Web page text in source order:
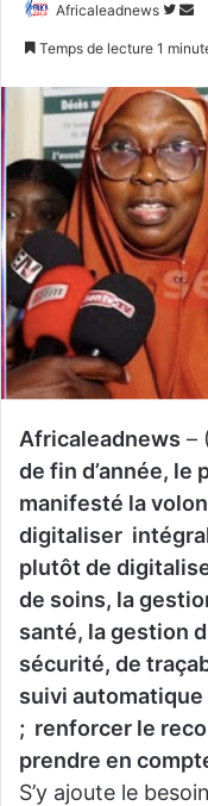
Africaleadnews
S
u
v
r
e
s
u
r
T
w
o
y
e
u
c
o
e
Temps de lecture 1
Africaleadnews –
de fin d’année, le
manifesté la
digitaliser
plutôt de
de soins, la
santé, la gestion
sécurité, de
suivi
; renforcer le
prendre en
S’y ajoute le